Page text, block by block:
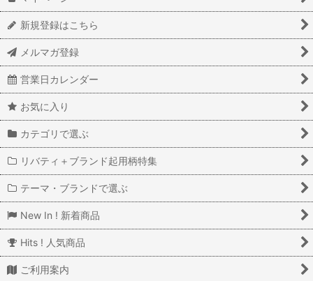
新規登録はこちら
メルマガ登録
営業日カレンダー
お気に入り
カテゴリで選ぶ
リバティ＋ブランド起用柄特集
テーマ・ブランドで選ぶ
New In ! 新着商品
Hits ! 人気商品
ご利用案内